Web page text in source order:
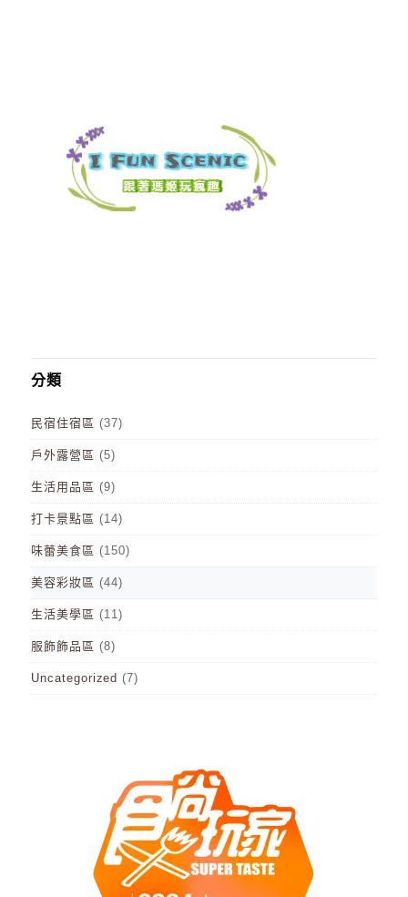
分類
民宿住宿區 (37)
戶外露營區 (5)
生活用品區 (9)
打卡景點區 (14)
味蕾美食區 (150)
美容彩妝區 (44)
生活美學區 (11)
服飾飾品區 (8)
Uncategorized (7)